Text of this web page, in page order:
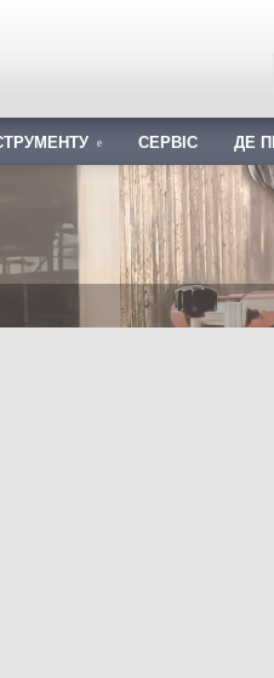
СЕРВІС ДЕ